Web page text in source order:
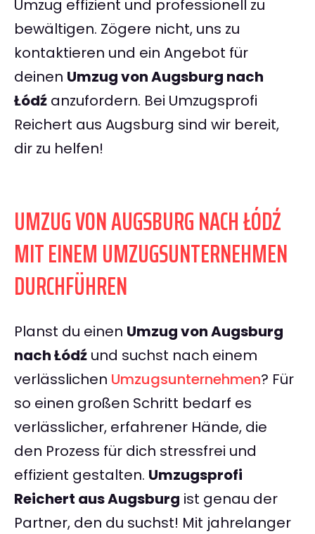
Umzug effizient und professionell zu
bewältigen. Zögere nicht, uns zu
kontaktieren und ein Angebot für
deinen Umzug von Augsburg nach
Łódź anzufordern. Bei Umzugsprofi
Reichert aus Augsburg sind wir bereit,
dir zu helfen!
UMZUG VON AUGSBURG NACH ŁÓDŹ
MIT EINEM UMZUGSUNTERNEHMEN
DURCHFÜHREN
Planst du einen Umzug von Augsburg
nach Łódź und suchst nach einem
verlässlichen Umzugsunternehmen? Für
so einen großen Schritt bedarf es
verlässlicher, erfahrener Hände, die
den Prozess für dich stressfrei und
effizient gestalten. Umzugsprofi
Reichert aus Augsburg ist genau der
Partner, den du suchst! Mit jahrelanger